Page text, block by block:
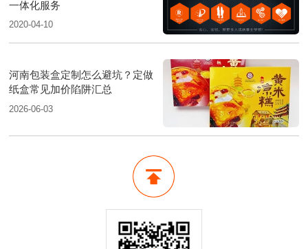
一体化服务
2020-04-10
河南包装盒定制怎么避坑？定做
纸盒常见加价陷阱汇总
2026-06-03